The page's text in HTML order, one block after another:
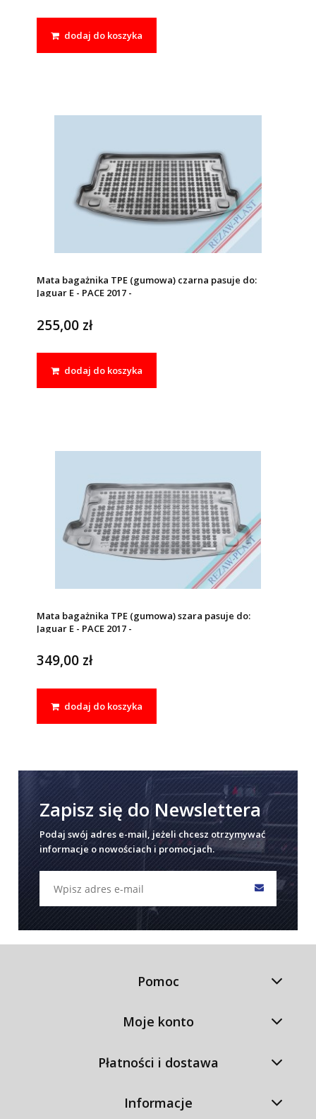
dodaj do koszyka
Mata bagażnika TPE (gumowa) czarna pasuje do:
Jaguar E - PACE 2017 -
255,00 zł
dodaj do koszyka
Mata bagażnika TPE (gumowa) szara pasuje do:
Jaguar E - PACE 2017 -
349,00 zł
dodaj do koszyka
Zapisz się do Newslettera
Podaj swój adres e-mail, jeżeli chcesz otrzymywać
informacje o nowościach i promocjach.
Pomoc
Moje konto
Płatności i dostawa
Informacje